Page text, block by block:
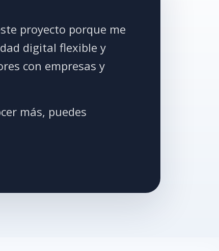
proyecto porque me
digital flexible y
con empresas y
más, puedes